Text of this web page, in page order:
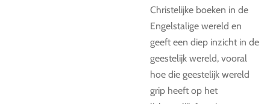
Christelijke boeken in de
Engelstalige wereld en
geeft een diep inzicht in de
geestelijk wereld, vooral
hoe die geestelijk wereld
grip heeft op het